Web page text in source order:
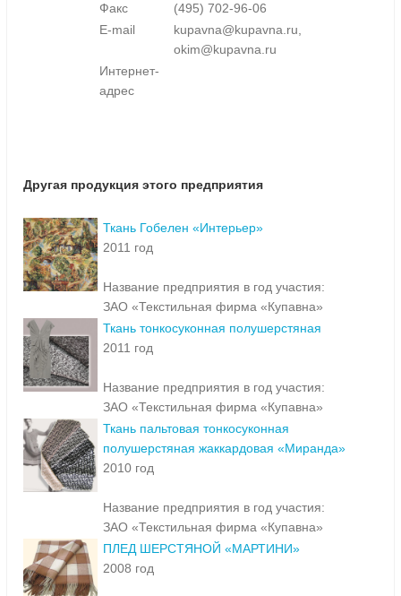
Факс
(495) 702-96-06
E-mail
kupavna@kupavna.ru,
okim@kupavna.ru
Интернет-
адрес
Другая продукция этого предприятия
Ткань Гобелен «Интерьер»
2011 год
Название предприятия в год участия:
ЗАО «Текстильная фирма «Купавна»
Ткань тонкосуконная полушерстяная
2011 год
Название предприятия в год участия:
ЗАО «Текстильная фирма «Купавна»
Ткань пальтовая тонкосуконная
полушерстяная жаккардовая «Миранда»
2010 год
Название предприятия в год участия:
ЗАО «Текстильная фирма «Купавна»
ПЛЕД ШЕРСТЯНОЙ «МАРТИНИ»
2008 год